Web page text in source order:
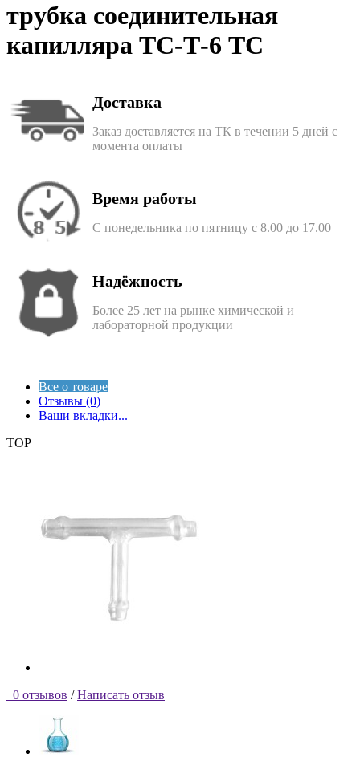
трубка соединительная
капилляра ТС-Т-6 ТС
Доставка
Заказ доставляется на ТК в течении 5 дней с
момента оплаты
Время работы
С понедельника по пятницу с 8.00 до 17.00
Надёжность
Более 25 лет на рынке химической и
лабораторной продукции
Все о товаре
Отзывы (0)
Ваши вкладки...
TOP
0 отзывов / Написать отзыв